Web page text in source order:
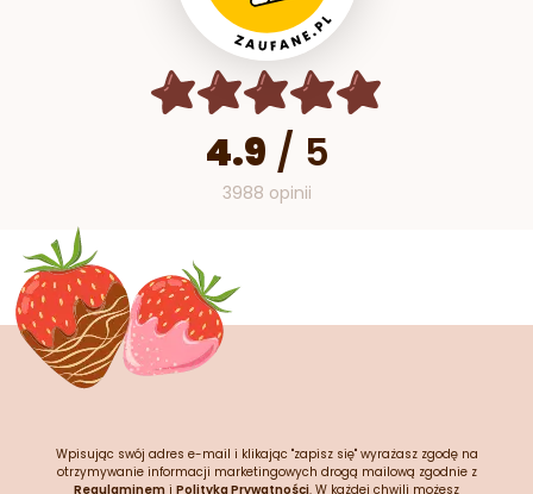
4.9 / 5
3988 opinii
Wpisując swój adres e-mail i klikając "zapisz się" wyrażasz zgodę na
otrzymywanie informacji marketingowych drogą mailową zgodnie z
Regulaminem i Polityką Prywatności. W każdej chwili możesz